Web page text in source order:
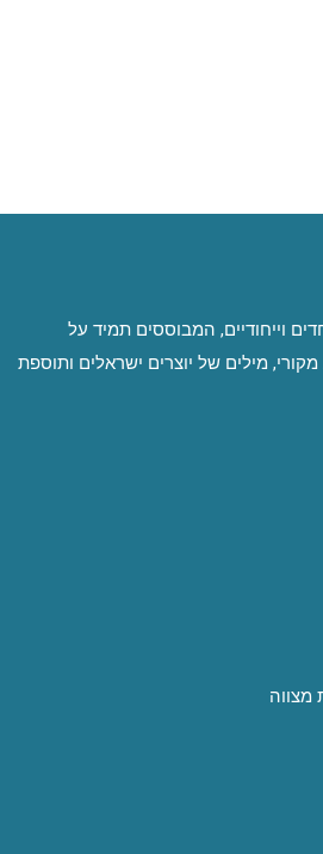
וייחודיים, המבוססים תמיד על
מקורי, מילים של יוצרים ישראלים ותוספת
מצווה